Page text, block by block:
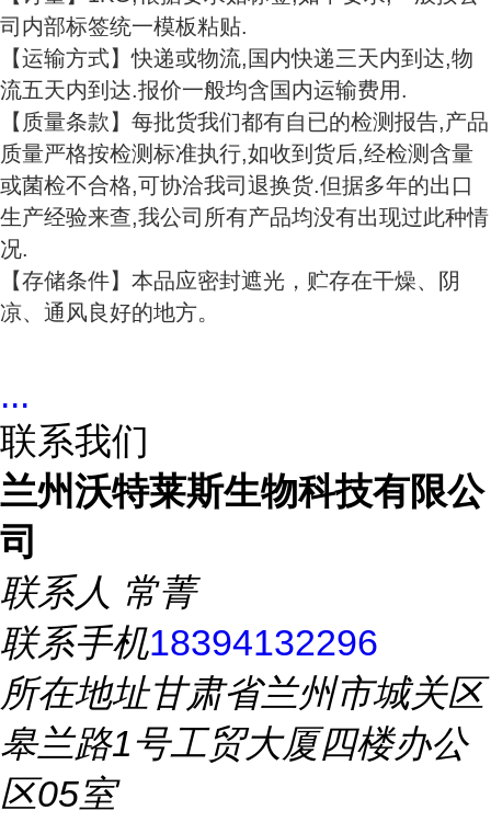
司内部标签统一模板粘贴.
【运输方式】快递或物流,国内快递三天内到达,物
流五天内到达.报价一般均含国内运输费用.
【质量条款】每批货我们都有自已的检测报告,产品
质量严格按检测标准执行,如收到货后,经检测含量
或菌检不合格,可协洽我司退换货.但据多年的出口
生产经验来查,我公司所有产品均没有出现过此种情
况.
【存储条件】本品应密封遮光，贮存在干燥、阴
凉、通风良好的地方。
...
联系我们
兰州沃特莱斯生物科技有限公
司
联系人 常菁
联系手机18394132296
所在地址甘肃省兰州市城关区
皋兰路1号工贸大厦四楼办公
区05室